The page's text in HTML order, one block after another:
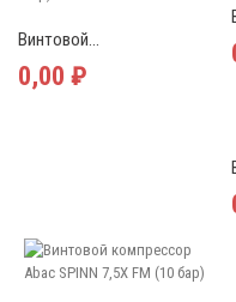
Винтовой...
0,00 ₽